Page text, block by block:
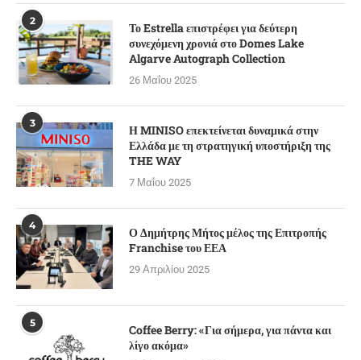
2
Το Estrella επιστρέφει για δεύτερη
συνεχόμενη χρονιά στο Domes Lake
Algarve Autograph Collection
26 Μαΐου 2025
3
Η MINISO επεκτείνεται δυναμικά στην
Ελλάδα με τη στρατηγική υποστήριξη της
THE WAY
7 Μαΐου 2025
4
Ο Δημήτρης Μήτος μέλος της Επιτροπής
Franchise του ΕΕΑ
29 Απριλίου 2025
5
Coffee Berry: «Για σήμερα, για πάντα και
λίγο ακόμα»